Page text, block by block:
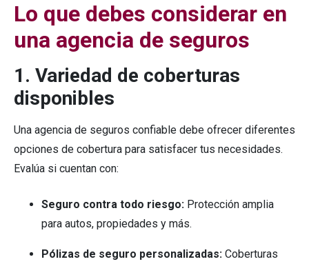
Lo que debes considerar en
una agencia de seguros
1. Variedad de coberturas
disponibles
Una agencia de seguros confiable debe ofrecer diferentes
opciones de cobertura para satisfacer tus necesidades.
Evalúa si cuentan con:
Seguro contra todo riesgo: Protección amplia
para autos, propiedades y más.
Pólizas de seguro personalizadas: Coberturas